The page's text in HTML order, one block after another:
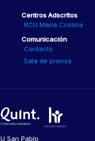
Centros Adscritos
RCU María Cristina
Comunicación
Contacto
Sala de prensa
San Pablo